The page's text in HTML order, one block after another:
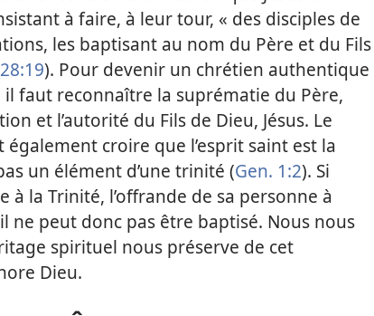
à faire, à leur tour, « des disciples de
les baptisant au nom du Père et du Fils
). Pour devenir un chrétien authentique
il faut reconnaître la suprématie du Père,
et l’autorité du Fils de Dieu, Jésus. Le
croire que l’esprit saint est la
un élément d’une trinité (Gen. 1:2). Si
à la Trinité, l’offrande de sa personne à
il ne peut donc pas être baptisé. Nous nous
spirituel nous préserve de cet
Dieu.